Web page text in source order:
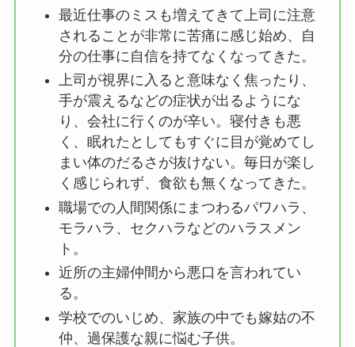
最近仕事のミスも増えてきて上司に注意
されることが非常に苦痛に感じ始め、自
分の仕事に自信を持てなくなってきた。
上司が視界に入ると意味なく焦ったり、
手が震えるなどの症状が出るようにな
り、会社に行くのが辛い。寝付きも悪
く、眠れたとしてもすぐに目が覚めてし
まい体のだるさが抜けない。毎日が楽し
く感じられず、食欲も無くなってきた。
職場での人間関係にまつわるパワハラ、
モラハラ、セクハラなどのハラスメン
ト。
近所の主婦仲間から悪口を言われてい
る。
学校でのいじめ、家族の中でも嫁姑の不
仲、過保護な親に悩む子供。